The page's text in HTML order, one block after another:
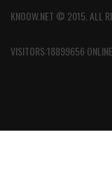
KNOOW.NET © 2015. ALL
VISITORS:18899656